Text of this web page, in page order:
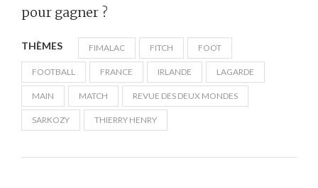
pour gagner ?
THÈMES FIMALAC FITCH FOOT
FOOTBALL FRANCE IRLANDE LAGARDE
MAIN MATCH REVUE DES DEUX MONDES
SARKOZY THIERRY HENRY